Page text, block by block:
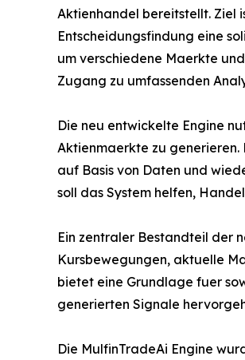
Aktienhandel bereitstellt. Ziel
Entscheidungsfindung eine
um verschiedene Maerkte
Zugang zu umfassenden
Die neu entwickelte Engine
Aktienmaerkte zu generieren.
auf Basis von Daten und
soll das System helfen,
Ein zentraler Bestandteil der
Kursbewegungen, aktuelle
bietet eine Grundlage fuer
generierten Signale
Die MulfinTradeAi Engine